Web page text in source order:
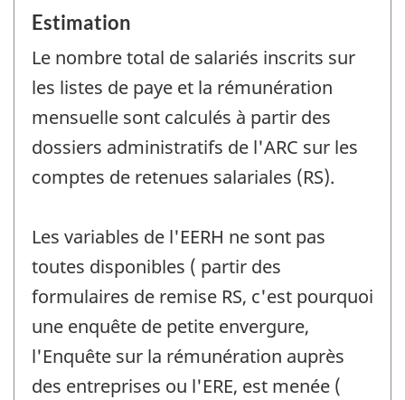
Estimation
Le nombre total de salariés inscrits sur
les listes de paye et la rémunération
mensuelle sont calculés à partir des
dossiers administratifs de l'ARC sur les
comptes de retenues salariales (RS).
Les variables de l'EERH ne sont pas
toutes disponibles ( partir des
formulaires de remise RS, c'est pourquoi
une enquête de petite envergure,
l'Enquête sur la rémunération auprès
des entreprises ou l'ERE, est menée (